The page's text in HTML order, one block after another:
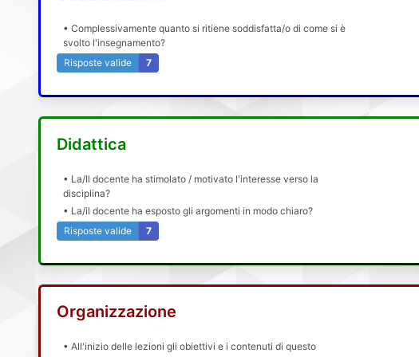
• Complessivamente quanto si ritiene soddisfatta/o di come si è
svolto l'insegnamento?
Risposte valide
7
Didattica
• La/Il docente ha stimolato / motivato l'interesse verso la
disciplina?
• La/il docente ha esposto gli argomenti in modo chiaro?
Risposte valide
7
Organizzazione
• All'inizio delle lezioni gli obiettivi e i contenuti di questo